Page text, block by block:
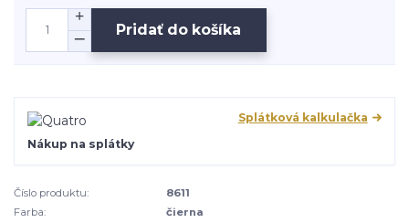
Pridať do košíka
Splátková kalkulačka
Nákup na splátky
Číslo produktu:
8611
Farba:
čierna